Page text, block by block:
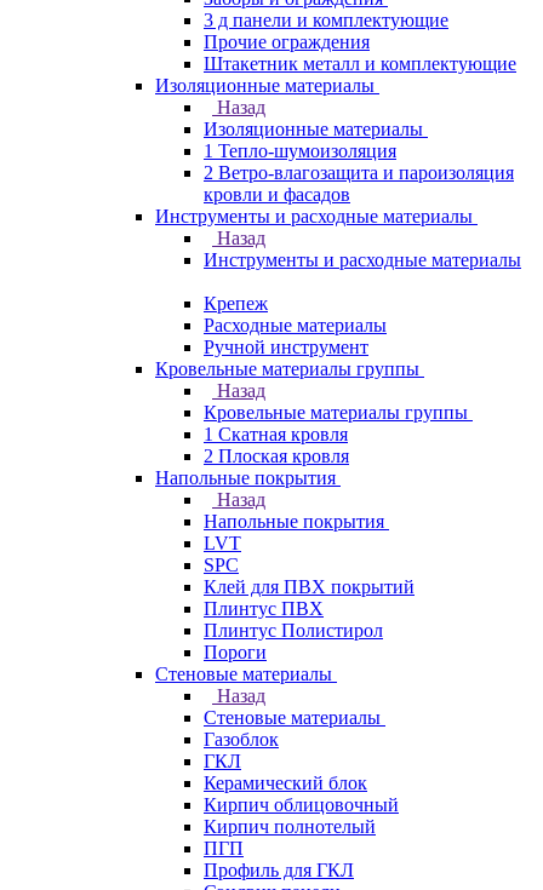
3 д панели и комплектующие
Прочие ограждения
Штакетник металл и комплектующие
Изоляционные материалы
Назад
Изоляционные материалы
1 Тепло-шумоизоляция
2 Ветро-влагозащита и пароизоляция
кровли и фасадов
Инструменты и расходные материалы
Назад
Инструменты и расходные материалы
Крепеж
Расходные материалы
Ручной инструмент
Кровельные материалы группы
Назад
Кровельные материалы группы
1 Скатная кровля
2 Плоская кровля
Напольные покрытия
Назад
Напольные покрытия
LVT
SPC
Клей для ПВХ покрытий
Плинтус ПВХ
Плинтус Полистирол
Пороги
Стеновые материалы
Назад
Стеновые материалы
Газоблок
ГКЛ
Керамический блок
Кирпич облицовочный
Кирпич полнотелый
ПГП
Профиль для ГКЛ